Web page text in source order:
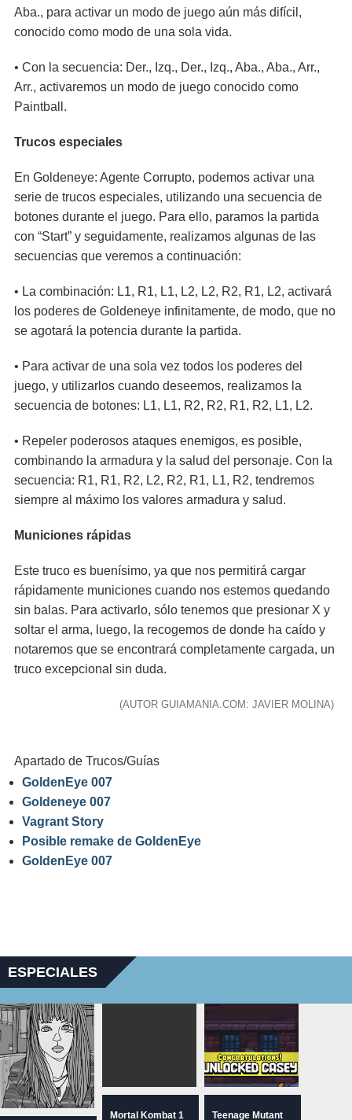
Aba., para activar un modo de juego aún más difícil,
conocido como modo de una sola vida.
• Con la secuencia: Der., Izq., Der., Izq., Aba., Aba., Arr.,
Arr., activaremos un modo de juego conocido como
Paintball.
Trucos especiales
En Goldeneye: Agente Corrupto, podemos activar una
serie de trucos especiales, utilizando una secuencia de
botones durante el juego. Para ello, paramos la partida
con “Start” y seguidamente, realizamos algunas de las
secuencias que veremos a continuación:
• La combinación: L1, R1, L1, L2, L2, R2, R1, L2, activará
los poderes de Goldeneye infinitamente, de modo, que no
se agotará la potencia durante la partida.
• Para activar de una sola vez todos los poderes del
juego, y utilizarlos cuando deseemos, realizamos la
secuencia de botones: L1, L1, R2, R2, R1, R2, L1, L2.
• Repeler poderosos ataques enemigos, es posible,
combinando la armadura y la salud del personaje. Con la
secuencia: R1, R1, R2, L2, R2, R1, L1, R2, tendremos
siempre al máximo los valores armadura y salud.
Municiones rápidas
Este truco es buenísimo, ya que nos permitirá cargar
rápidamente municiones cuando nos estemos quedando
sin balas. Para activarlo, sólo tenemos que presionar X y
soltar el arma, luego, la recogemos de donde ha caído y
notaremos que se encontrará completamente cargada, un
truco excepcional sin duda.
(AUTOR GUIAMANIA.COM: JAVIER MOLINA)
Apartado de Trucos/Guías
GoldenEye 007
Goldeneye 007
Vagrant Story
Posible remake de GoldenEye
GoldenEye 007
ESPECIALES
Mortal Kombat 1 Teenage Mutant